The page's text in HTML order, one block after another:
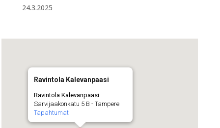
24.3.2025
Ravintola Kalevanpaasi
Ravintola Kalevanpaasi
Sarvijaakonkatu 5 B - Tampere
Tapahtumat